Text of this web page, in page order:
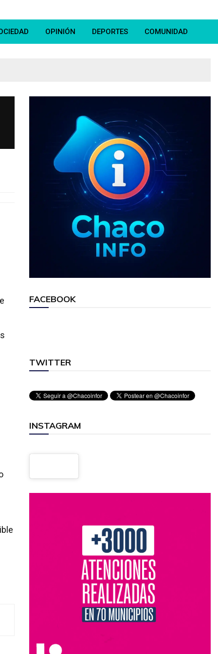
OPINIÓN DEPORTES COMUNIDAD
FACEBOOK
TWITTER
INSTAGRAM